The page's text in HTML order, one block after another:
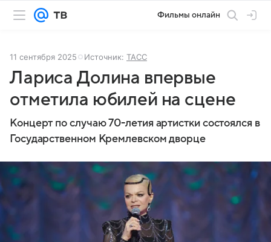
Фильмы онлайн
11 сентября 2025 Источник: ТАСС
Лариса Долина впервые
отметила юбилей на сцене
Концерт по случаю 70-летия артистки состоялся в
Государственном Кремлевском дворце